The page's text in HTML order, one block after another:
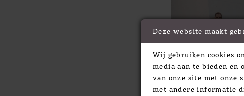
Deze website maakt
Wij gebruiken cookies
media aan te bieden en
van onze site met onze
met andere informatie